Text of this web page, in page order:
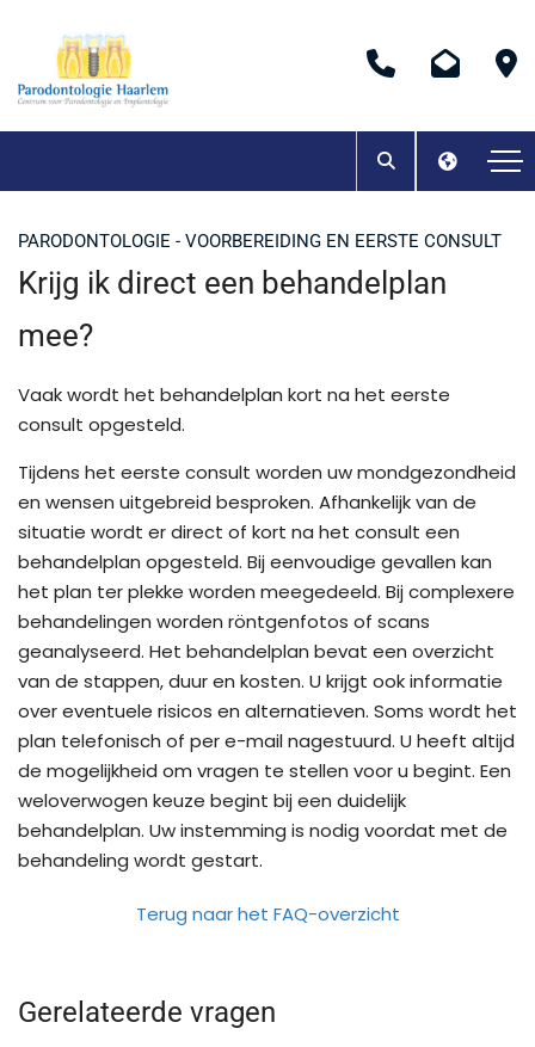
PARODONTOLOGIE - VOORBEREIDING EN EERSTE CONSULT
Krijg ik direct een behandelplan
mee?
Vaak wordt het behandelplan kort na het eerste
consult opgesteld.
Tijdens het eerste consult worden uw mondgezondheid
en wensen uitgebreid besproken. Afhankelijk van de
situatie wordt er direct of kort na het consult een
behandelplan opgesteld. Bij eenvoudige gevallen kan
het plan ter plekke worden meegedeeld. Bij complexere
behandelingen worden röntgenfotos of scans
geanalyseerd. Het behandelplan bevat een overzicht
van de stappen, duur en kosten. U krijgt ook informatie
over eventuele risicos en alternatieven. Soms wordt het
plan telefonisch of per e-mail nagestuurd. U heeft altijd
de mogelijkheid om vragen te stellen voor u begint. Een
weloverwogen keuze begint bij een duidelijk
behandelplan. Uw instemming is nodig voordat met de
behandeling wordt gestart.
Terug naar het FAQ-overzicht
Gerelateerde vragen